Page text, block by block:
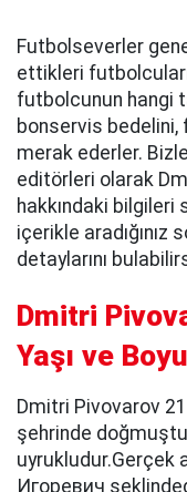
Futbolseverler
ettikleri
futbolcunun hangi
bonservis
merak ederler.
editörleri olarak
hakkındaki bilgileri
içerikle aradığınız
detaylarını
Dmitri
Yaşı ve
Dmitri Pivovarov
şehrinde
uyrukludur.Gerçek
Игоревич